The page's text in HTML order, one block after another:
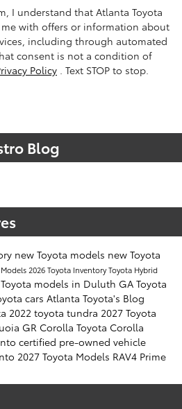
I understand that Atlanta Toyota
with offers or information about
including through automated
consent is not a condition of
Policy . Text STOP to stop.
Blog
new Toyota models new Toyota
2026 Toyota InventoryToyota Hybrid
models in Duluth GA Toyota
cars Atlanta Toyota's Blog
2022 toyota tundra 2027 Toyota
GR Corolla Toyota Corolla
certified pre-owned vehicle
2027 Toyota Models RAV4 Prime